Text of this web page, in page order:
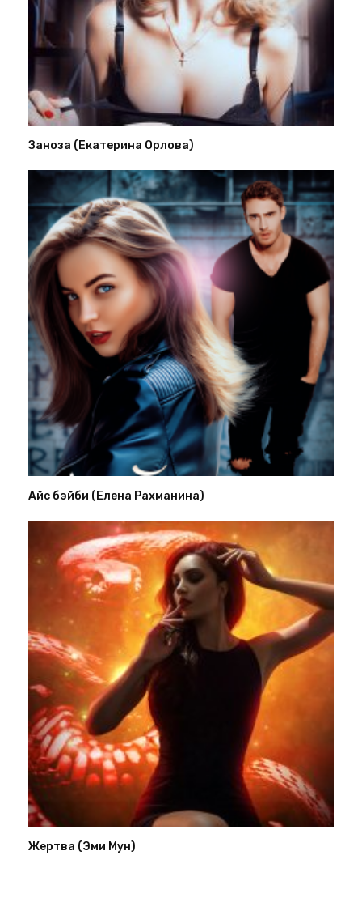
Заноза (Екатерина Орлова)
Айс бэйби (Елена Рахманина)
Жертва (Эми Мун)